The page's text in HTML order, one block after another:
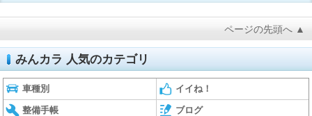
ページの先頭へ ▲
みんカラ 人気のカテゴリ
車種別 イイね！
整備手帳 ブログ